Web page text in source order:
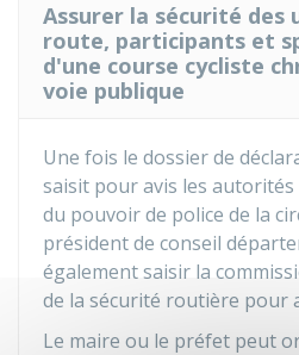
Assurer la sécurité des
route, participants et
d'une course cycliste
voie publique
Une fois le dossier de
saisit pour avis les
du pouvoir de police de la
président de conseil
également saisir la
de la sécurité routière pour
Le maire ou le préfet peut